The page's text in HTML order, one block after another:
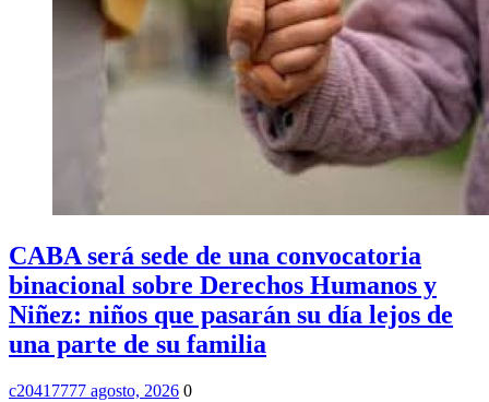
CABA será sede de una convocatoria
binacional sobre Derechos Humanos y
Niñez: niños que pasarán su día lejos de
una parte de su familia
c20417777 agosto, 2026 0